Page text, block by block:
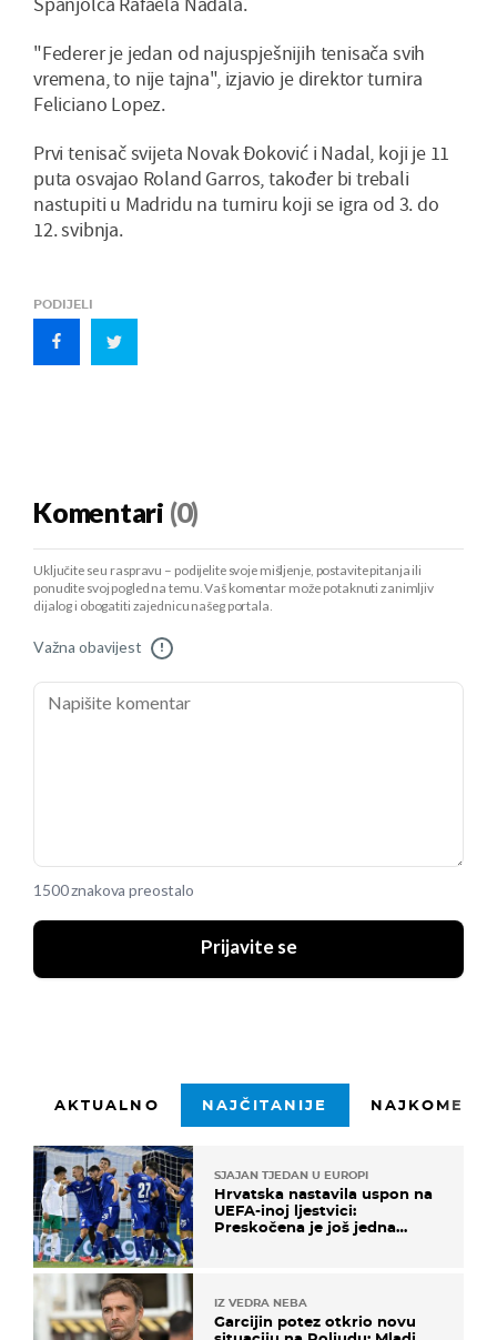
"Federer je jedan od najuspješnijih tenisača svih
vremena, to nije tajna", izjavio je direktor turnira
Feliciano Lopez.
Prvi tenisač svijeta Novak Đoković i Nadal, koji je 11
puta osvajao Roland Garros, također bi trebali
nastupiti u Madridu na turniru koji se igra od 3. do
12. svibnja.
PODIJELI
Komentari (0)
Uključite se u raspravu – podijelite svoje mišljenje, postavite pitanja ili
ponudite svoj pogled na temu. Vaš komentar može potaknuti zanimljiv
dijalog i obogatiti zajednicu našeg portala.
Važna obavijest !
1500 znakova preostalo
Prijavite se
AKTUALNO NAJČITANIJE
SJAJAN TJEDAN U EUROPI
Hrvatska nastavila uspon na
UEFA-inoj ljestvici:
Preskočena je još jedna
IZ VEDRA NEBA
Garcijin potez otkrio novu